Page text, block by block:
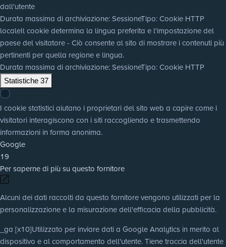
dall'utente
Durata massima di archiviazione: SessioneTipo: Cookie HTTP
localeIl cookie determina la lingua preferita e l'impostazione del
paese del visitatore - Ciò consente al sito di mostrare i contenuti più
pertinenti per quella regione e lingua.
Durata massima di archiviazione: SessioneTipo: Cookie HTTP
Statistiche 37
I cookie statistici aiutano i proprietari del sito web a capire come i
visitatori interagiscono con i siti raccogliendo e trasmettendo
informazioni in forma anonima.
Google
19
Per saperne di più su questo fornitore
Alcuni dei dati raccolti da questo fornitore vengono utilizzati per la
personalizzazione e la misurazione dell'efficacia della pubblicità.
_ga [x10]Utilizzato per inviare dati a Google Analytics in merito al
dispositivo e al comportamento dell'utente. Tiene traccia dell'utente